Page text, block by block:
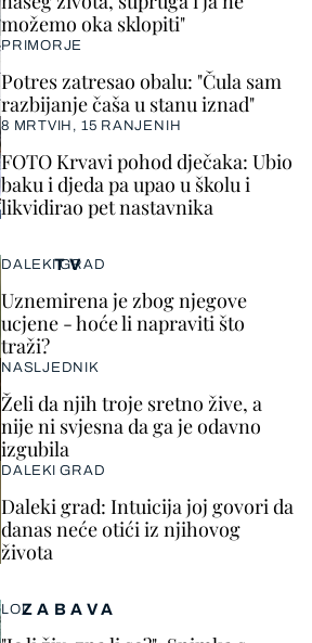
možemo oka sklopiti"
PRIMORJE
Potres zatresao obalu: "Čula sam
razbijanje čaša u stanu iznad"
8 MRTVIH, 15 RANJENIH
FOTO Krvavi pohod dječaka: Ubio
baku i djeda pa upao u školu i
likvidirao pet nastavnika
ZABAVA
LOL
TV
DALEKI GRAD
Uznemirena je zbog njegove
ucjene - hoće li napraviti što
traži?
NASLJEDNIK
Želi da njih troje sretno žive, a
nije ni svjesna da ga je odavno
izgubila
DALEKI GRAD
Daleki grad: Intuicija joj govori da
danas neće otići iz njihovog
života